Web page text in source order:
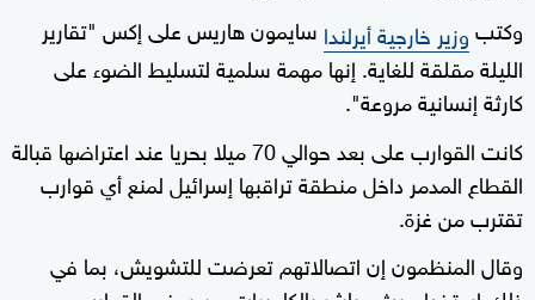
وكتبوزير خارجية أيرلندا سايمون هاريس على إكس "تقارير
الليلة مقلقة للغاية. إنها مهمة سلمية لتسليط الضوء على
كارثة إنسانية مروعة".
كانت القوارب على بعد حوالي 70 ميلا بحريا عند اعتراضها قبالة
القطاع المدمر داخل منطقة تراقبها إسرائيل لمنع أي قوارب
تقترب من غزة.
وقال المنظمون إن اتصالاتهم تعرضت للتشويش، بما في